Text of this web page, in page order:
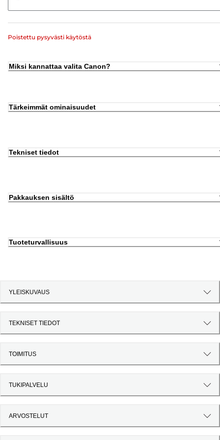
Poistettu pysyvästi käytöstä
Miksi kannattaa valita Canon?
Tärkeimmät ominaisuudet
Tekniset tiedot
Pakkauksen sisältö
Tuoteturvallisuus
YLEISKUVAUS
TEKNISET TIEDOT
TOIMITUS
TUKIPALVELU
ARVOSTELUT